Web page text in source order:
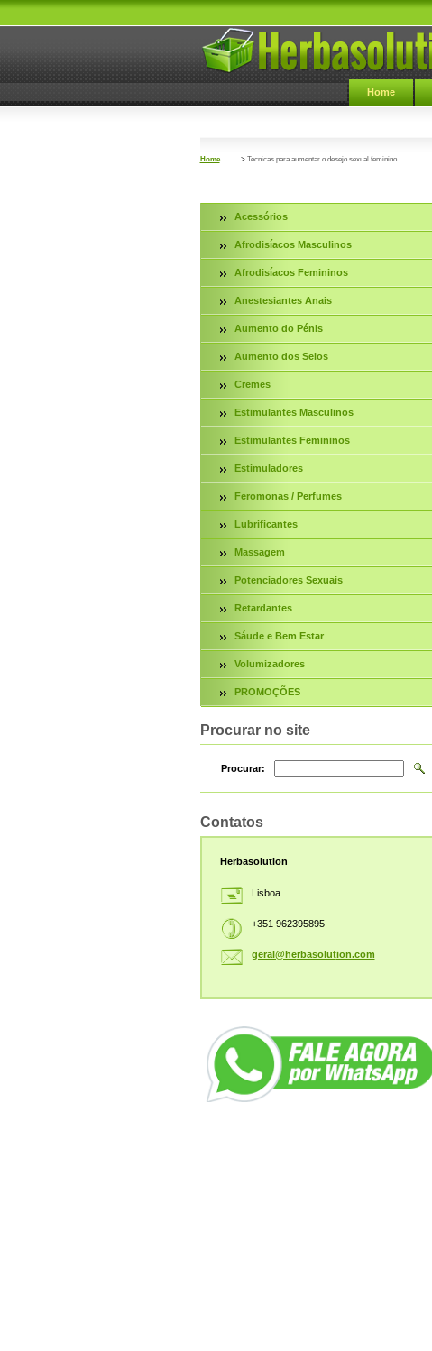
Home
Home > Tecnicas para aumentar o desejo sexual feminino
Acessórios
Afrodisíacos Masculinos
Afrodisíacos Femininos
Anestesiantes Anais
Aumento do Pénis
Aumento dos Seios
Cremes
Estimulantes Masculinos
Estimulantes Femininos
Estimuladores
Feromonas / Perfumes
Lubrificantes
Massagem
Potenciadores Sexuais
Retardantes
Sáude e Bem Estar
Volumizadores
PROMOÇÕES
Procurar no site
Procurar:
Contatos
Herbasolution
Lisboa
+351 962395895
geral@herbasolution.com